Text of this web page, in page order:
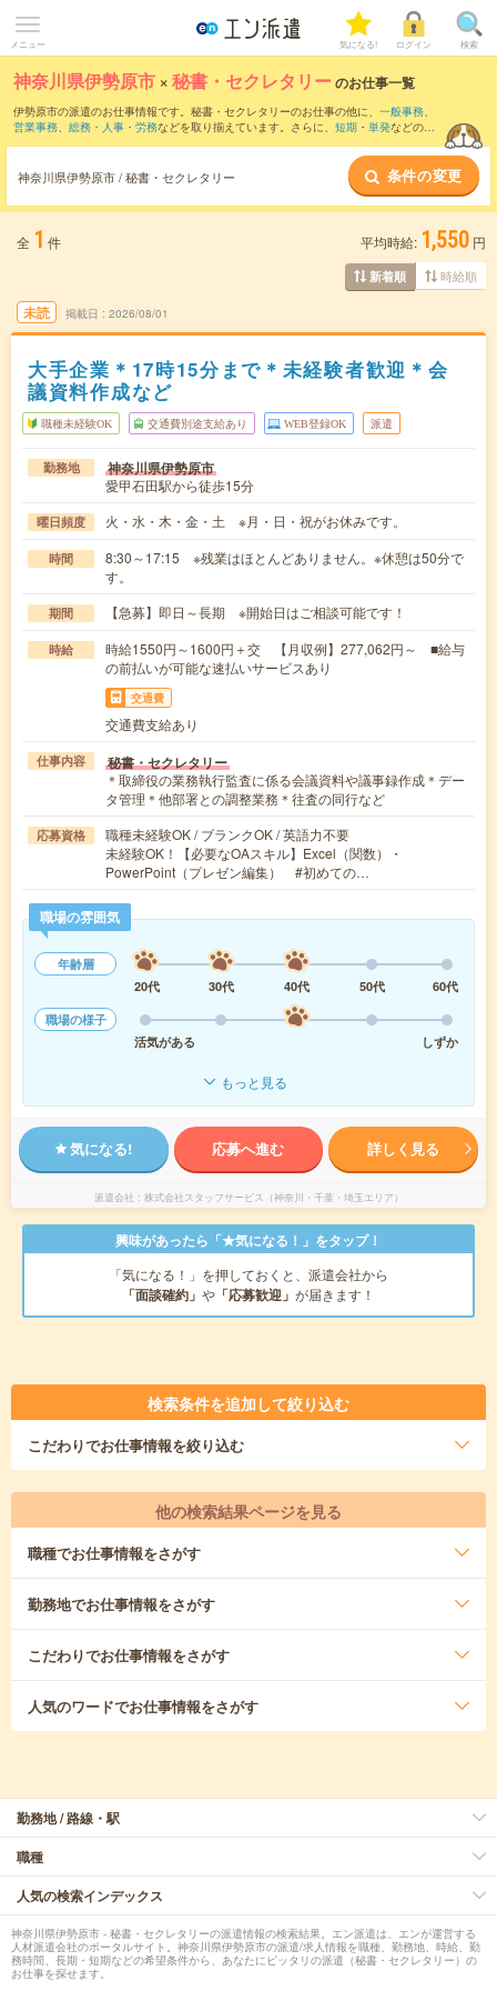
メニュー 気になる! ログイン 検索
神奈川県伊勢原市 ×秘書・セクレタリーのお仕事一覧
伊勢原市の派遣のお仕事情報です。秘書・セクレタリーのお仕事の他に、 一般事務、
営業事務、 総務・人事・労務などを取り揃えています。さらに、 短期 ・ 単発などの期
神奈川県伊勢原市 / 秘書・セクレタリー 条件の変更
全 1 件 平均時給: 1,550 円
新着順 時給順
未読 掲載日 2026/08/01
大手企業＊17時15分まで＊未経験者歓迎＊会
議資料作成など
職種未経験OK 交通費別途支給あり WEB登録OK 派遣
勤務地 神奈川県伊勢原市
愛甲石田駅から徒歩15分
曜日頻度 火・水・木・金・土 ※月・日・祝がお休みです。
時間
8:30～17:15 ※残業はほとんどありません。※休憩は50分で
す。
期間 【急募】即日～長期 ※開始日はご相談可能です！
時給
時給1550円～1600円＋交 【月収例】277,062円～ ■給与
の前払いが可能な速払いサービスあり
交通費
交通費支給あり
仕事内容 秘書・セクレタリー
＊取締役の業務執行監査に係る会議資料や議事録作成＊デー
タ管理＊他部署との調整業務＊往査の同行など
応募資格
職種未経験OK / ブランクOK / 英語力不要
未経験OK！【必要なOAスキル】Excel（関数）・
PowerPoint（プレゼン編集） #初めての…
職場の雰囲気
年齢層
20代
30代 40代 50代
60代
職場の様子
活気がある
しずか
もっと見る
気になる! 応募へ進む 詳しく見る
派遣会社 株式会社スタッフサービス（神奈川・千葉・埼玉エリア）
興味があったら「★気になる！」をタップ！
「気になる！」を押しておくと、派遣会社から
「面談確約」 や 「応募歓迎」 が届きます！
検索条件を追加して絞り込む
こだわりでお仕事情報を絞り込む
他の検索結果ページを見る
職種でお仕事情報をさがす
勤務地でお仕事情報をさがす
こだわりでお仕事情報をさがす
人気のワードでお仕事情報をさがす
勤務地 / 路線・駅
職種
人気の検索インデックス
神奈川県伊勢原市 - 秘書・セクレタリーの派遣情報の検索結果。エン派遣は、エンが運営する
人材派遣会社のポータルサイト。神奈川県伊勢原市の派遣/求人情報を職種、勤務地、時給、勤
務時間、長期・短期などの希望条件から、あなたにピッタリの派遣（秘書・セクレタリー）の
お仕事を探せます。